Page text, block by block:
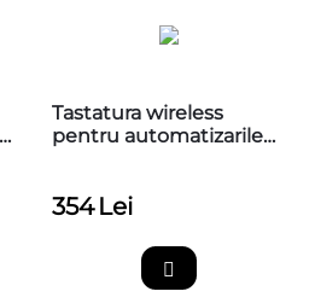
Tastatura wireless
pentru automatizarile
354 Lei